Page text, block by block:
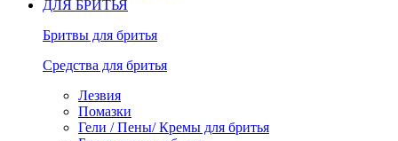
ДЛЯ БРИТЬЯ
Бритвы для бритья
Средства для бритья
Лезвия
Помазки
Гели / Пены/ Кремы для бритья